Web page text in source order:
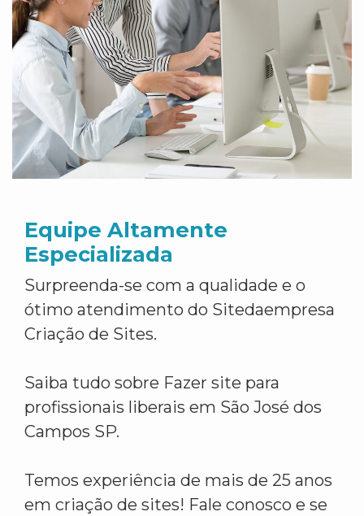
Equipe Altamente
Especializada
Surpreenda-se com a qualidade e o
ótimo atendimento do Sitedaempresa
Criação de Sites.
Saiba tudo sobre Fazer site para
profissionais liberais em São José dos
Campos SP.
Temos experiência de mais de 25 anos
em criação de sites! Fale conosco e se